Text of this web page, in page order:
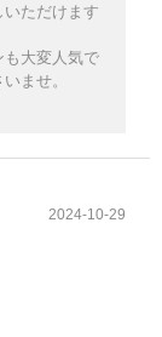
ただけます
も大変人気で
ませ。
2024-10-29